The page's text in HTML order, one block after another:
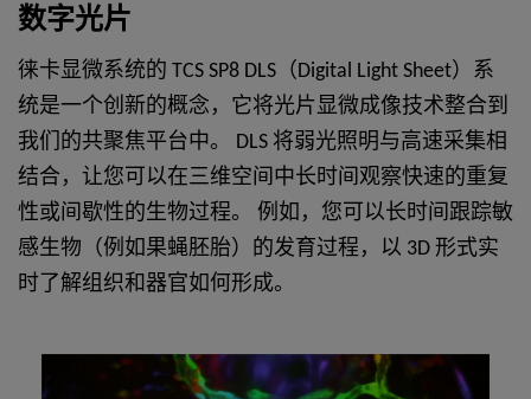
数字光片
徕卡显微系统的 TCS SP8 DLS（Digital Light Sheet）系
统是一个创新的概念，它将光片显微成像技术整合到
我们的共聚焦平台中。 DLS 将弱光照明与高速采集相
结合，让您可以在三维空间中长时间观察快速的重复
性或间歇性的生物过程。 例如，您可以长时间跟踪敏
感生物（例如果蝇胚胎）的发育过程，以 3D 形式实
时了解组织和器官如何形成。